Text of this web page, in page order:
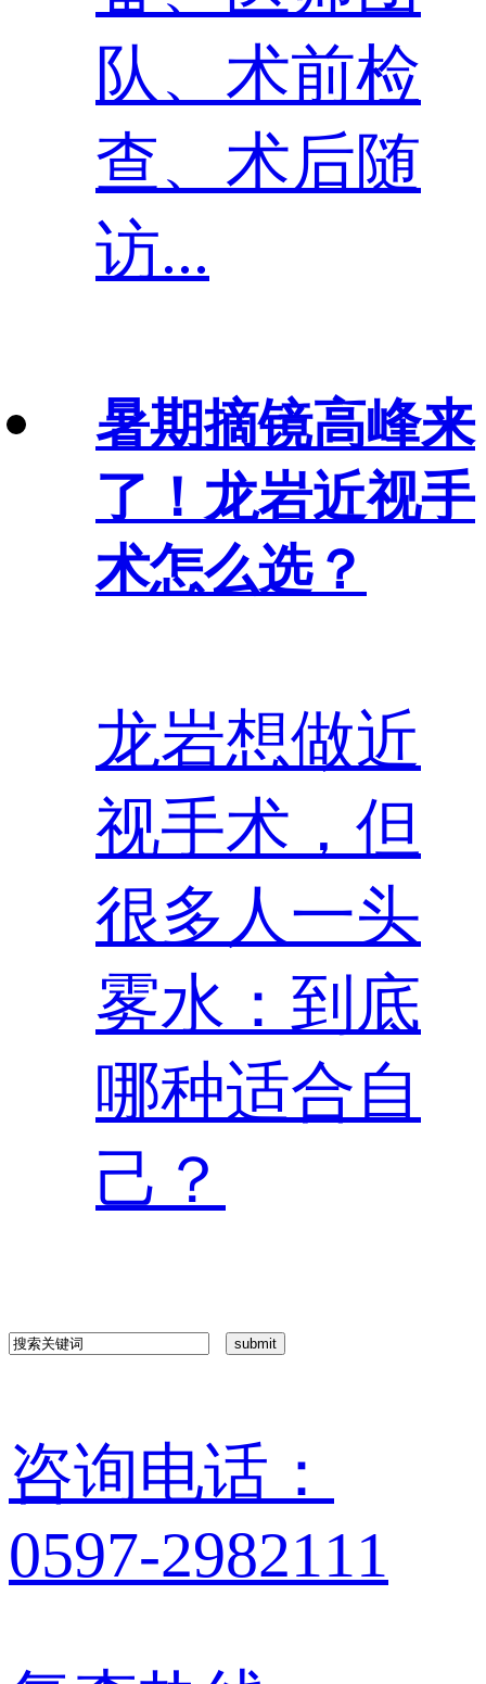
队、术前检
查、术后随
访...
暑期摘镜高峰来
了！龙岩近视手
术怎么选？
龙岩想做近
视手术，但
很多人一头
雾水：到底
哪种适合自
己？
咨询电话：
0597-2982111